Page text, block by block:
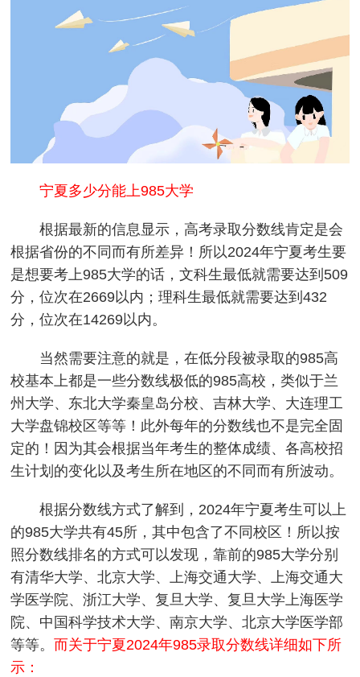
宁夏多少分能上985大学
根据最新的信息显示，高考录取分数线肯定是会
根据省份的不同而有所差异！所以2024年宁夏考生要
是想要考上985大学的话，文科生最低就需要达到509
分，位次在2669以内；理科生最低就需要达到432
分，位次在14269以内。
当然需要注意的就是，在低分段被录取的985高
校基本上都是一些分数线极低的985高校，类似于兰
州大学、东北大学秦皇岛分校、吉林大学、大连理工
大学盘锦校区等等！此外每年的分数线也不是完全固
定的！因为其会根据当年考生的整体成绩、各高校招
生计划的变化以及考生所在地区的不同而有所波动。
根据分数线方式了解到，2024年宁夏考生可以上
的985大学共有45所，其中包含了不同校区！所以按
照分数线排名的方式可以发现，靠前的985大学分别
有清华大学、北京大学、上海交通大学、上海交通大
学医学院、浙江大学、复旦大学、复旦大学上海医学
院、中国科学技术大学、南京大学、北京大学医学部
等等。而关于宁夏2024年985录取分数线详细如下所
示：